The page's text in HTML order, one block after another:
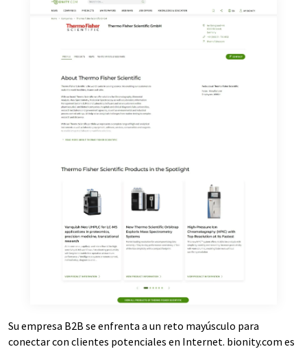
LUMITOS AG, Ernst-Augustin-Str. 2, 12489 Berlín
(Alemania) o por correo electrónico a
suscripción al boletín informativo correspondiente.
Su empresa B2B se enfrenta a un reto mayúsculo para
conectar con clientes potenciales en Internet. bionity.com es